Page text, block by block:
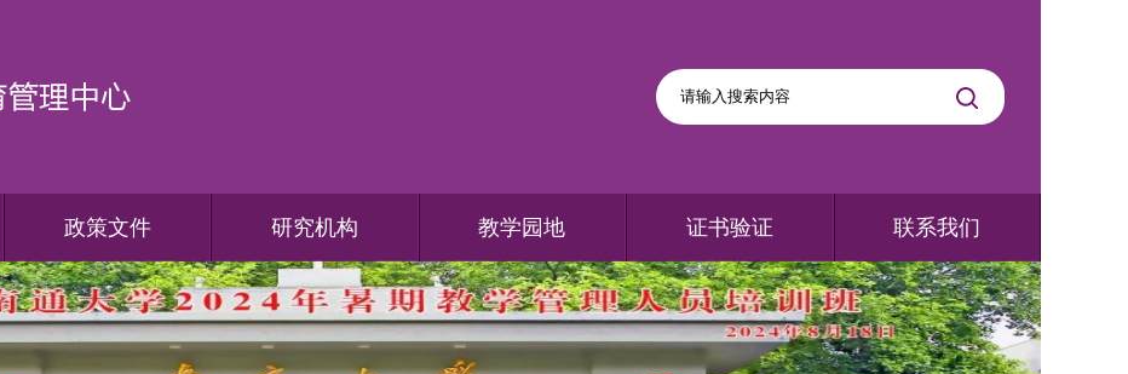
政策文件 研究机构 教学园地 证书验证 联系我们